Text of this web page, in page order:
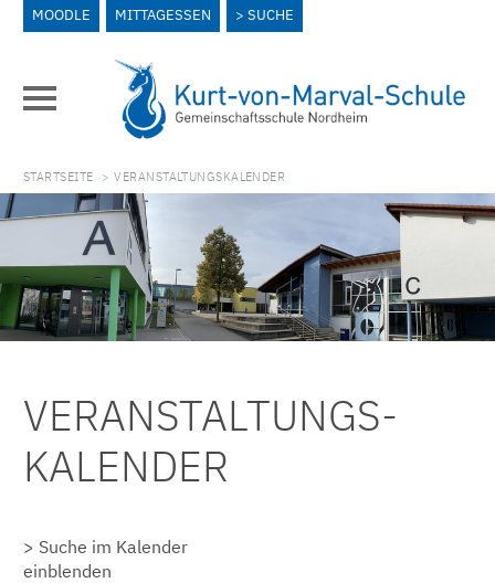
MOODLE MITTAGESSEN SUCHE
STARTSEITE > VERANSTALTUNGSKALENDER
VERANSTALTUNGS­
KALENDER
Suche im Kalender
einblenden